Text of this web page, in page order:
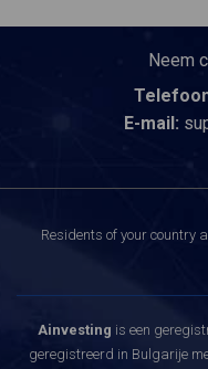
Neem
E-mail:
Residents of your country
Ainvesting is een
geregistreerd in Bulgarije